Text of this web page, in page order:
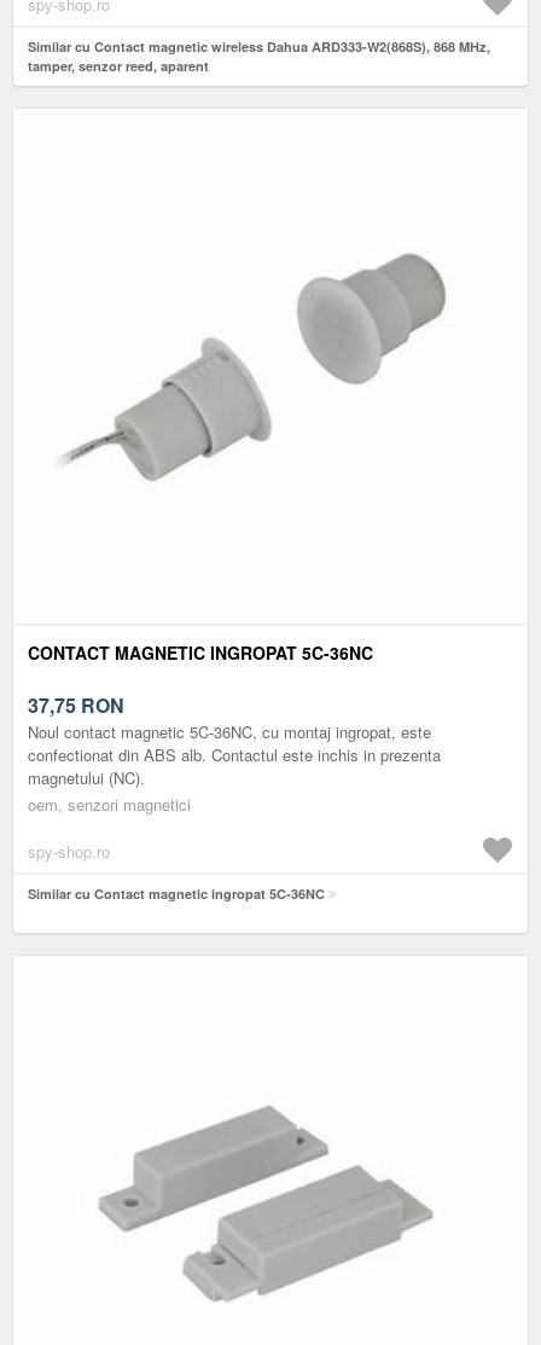
Similar cu Contact magnetic wireless Dahua ARD333-W2(868S), 868 MHz,
tamper, senzor reed, aparent
CONTACT MAGNETIC INGROPAT 5C-36NC
37,75 RON
Noul contact magnetic 5C-36NC, cu montaj ingropat, este
confectionat din ABS alb. Contactul este inchis in prezenta
magnetului (NC).
oem, senzori magnetici
spy-shop.ro
Similar cu Contact magnetic ingropat 5C-36NC